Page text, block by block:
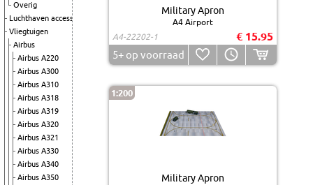
Overig
Luchthaven accessoires
Vliegtuigen
Airbus
Airbus A220
Airbus A300
Airbus A310
Airbus A318
Airbus A319
Airbus A320
Airbus A321
Airbus A330
Airbus A340
Airbus A350
Military Apron
A4 Airport
A4-22202-1
€ 15.95
5+ op voorraad
1:200
Military Apron